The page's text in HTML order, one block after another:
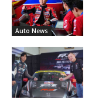
Auto News